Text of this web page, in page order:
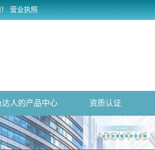
营业执照
达人的产品中心 资质认证